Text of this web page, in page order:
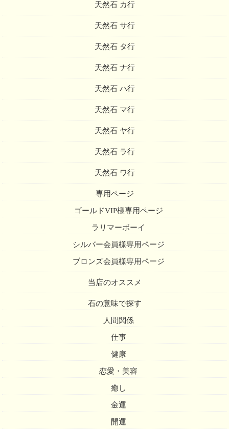
天然石 カ行
天然石 サ行
天然石 タ行
天然石 ナ行
天然石 ハ行
天然石 マ行
天然石 ヤ行
天然石 ラ行
天然石 ワ行
専用ページ
ゴールドVIP様専用ページ
ラリマーボーイ
シルバー会員様専用ページ
ブロンズ会員様専用ページ
当店のオススメ
石の意味で探す
人間関係
仕事
健康
恋愛・美容
癒し
金運
開運